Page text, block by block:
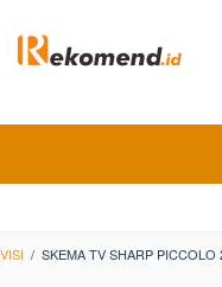
/ SKEMA TV SHARP PICCOLO